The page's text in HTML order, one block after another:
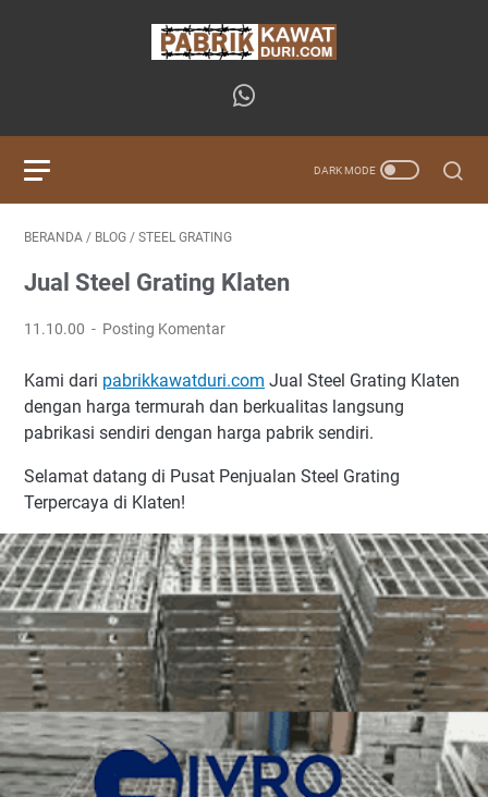
BERANDA / BLOG / STEEL GRATING
Jual Steel Grating Klaten
11.10.00 Posting Komentar
Kami dari pabrikkawatduri.com Jual Steel Grating Klaten
dengan harga termurah dan berkualitas langsung
pabrikasi sendiri dengan harga pabrik sendiri.
Selamat datang di Pusat Penjualan Steel Grating
Terpercaya di Klaten!